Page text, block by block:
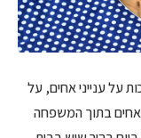
ארוכות על ענייני אחים, על
בתוך המשפחה